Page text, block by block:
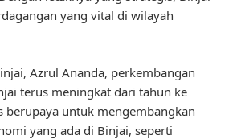
yang vital di wilayah
Azrul Ananda, perkembangan
terus meningkat dari tahun ke
berupaya untuk mengembangkan
yang ada di Binjai, seperti